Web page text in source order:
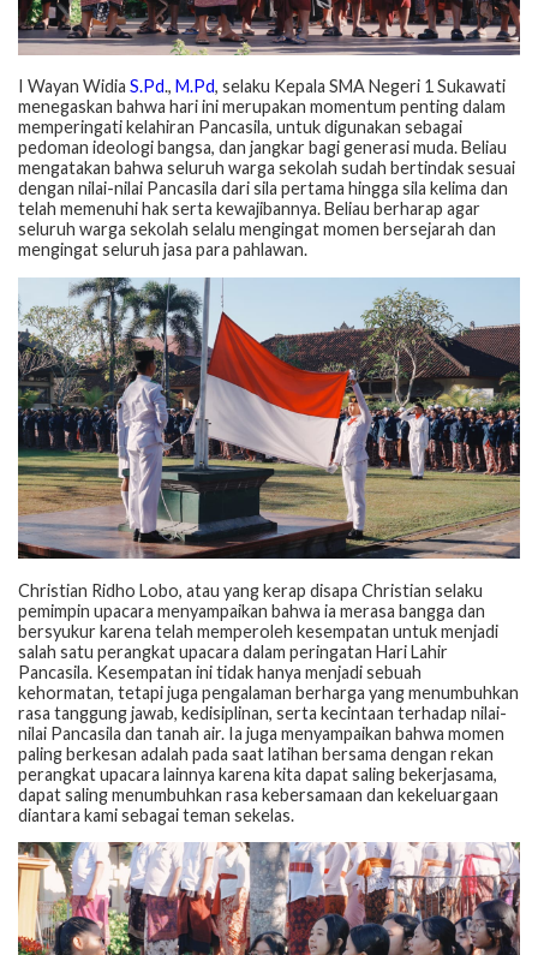
I Wayan Widia S.Pd., M.Pd, selaku Kepala SMA Negeri 1 Sukawati
menegaskan bahwa hari ini merupakan momentum penting dalam
memperingati kelahiran Pancasila, untuk digunakan sebagai
pedoman ideologi bangsa, dan jangkar bagi generasi muda. Beliau
mengatakan bahwa seluruh warga sekolah sudah bertindak sesuai
dengan nilai-nilai Pancasila dari sila pertama hingga sila kelima dan
telah memenuhi hak serta kewajibannya. Beliau berharap agar
seluruh warga sekolah selalu mengingat momen bersejarah dan
mengingat seluruh jasa para pahlawan.
Christian Ridho Lobo, atau yang kerap disapa Christian selaku
pemimpin upacara menyampaikan bahwa ia merasa bangga dan
bersyukur karena telah memperoleh kesempatan untuk menjadi
salah satu perangkat upacara dalam peringatan Hari Lahir
Pancasila. Kesempatan ini tidak hanya menjadi sebuah
kehormatan, tetapi juga pengalaman berharga yang menumbuhkan
rasa tanggung jawab, kedisiplinan, serta kecintaan terhadap nilai-
nilai Pancasila dan tanah air. Ia juga menyampaikan bahwa momen
paling berkesan adalah pada saat latihan bersama dengan rekan
perangkat upacara lainnya karena kita dapat saling bekerjasama,
dapat saling menumbuhkan rasa kebersamaan dan kekeluargaan
diantara kami sebagai teman sekelas.